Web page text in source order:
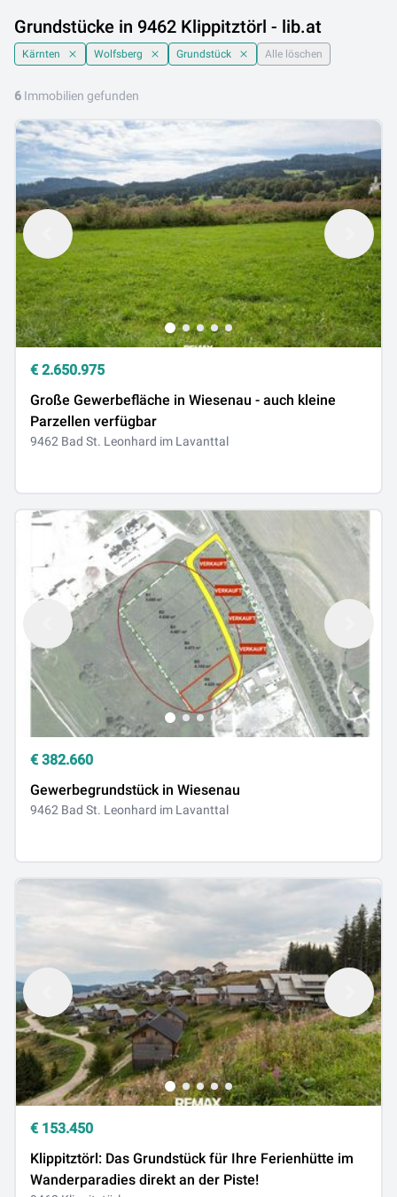
Grundstücke in 9462 Klippitztörl - lib.at
Kärnten Wolfsberg Grundstück Alle löschen
6 Immobilien gefunden
€ 2.650.975
Große Gewerbefläche in Wiesenau - auch kleine
Parzellen verfügbar
9462 Bad St. Leonhard im Lavanttal
€ 382.660
Gewerbegrundstück in Wiesenau
9462 Bad St. Leonhard im Lavanttal
€ 153.450
Klippitztörl: Das Grundstück für Ihre Ferienhütte im
Wanderparadies direkt an der Piste!